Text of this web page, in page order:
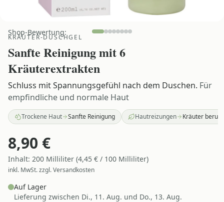
Shop-Bewertung:
KRÄUTER-DUSCHGEL
Sanfte Reinigung mit 6
Kräuterextrakten
Schluss mit Spannungsgefühl nach dem Duschen. Für
empfindliche und normale Haut
Trockene Haut Sanfte Reinigung Hautreizungen Kräuter
8,90 €
Inhalt: 200 Milliliter (4,45 € / 100 Milliliter)
inkl. MwSt. zzgl. Versandkosten
Auf Lager
Lieferung zwischen Di., 11. Aug. und Do., 13. Aug.